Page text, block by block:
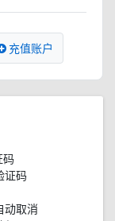
充值账户
码
证码
动取消